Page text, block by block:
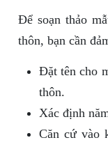
Để soạn thảo
thôn, bạn cần
Đặt tên cho
thôn.
Xác định
Căn cứ vào